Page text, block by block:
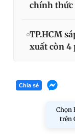
chính thức
TP.HCM
xuất còn 4
Chia sẻ
Chọn
trên